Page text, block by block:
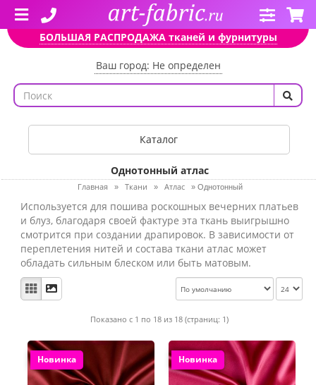
БОЛЬШАЯ РАСПРОДАЖА тканей и фурнитуры
Ваш город: Не определен
Каталог
Однотонный атлас
Главная » Ткани » Атлас » Однотонный
Используется для пошива роскошных вечерних платьев
и блуз, благодаря своей фактуре эта ткань выигрышно
смотрится при создании драпировок. В зависимости от
переплетения нитей и состава ткани атлас может
обладать сильным блеском или быть матовым.
Показано с 1 по 18 из 18 (страниц: 1)
Новинка Новинка